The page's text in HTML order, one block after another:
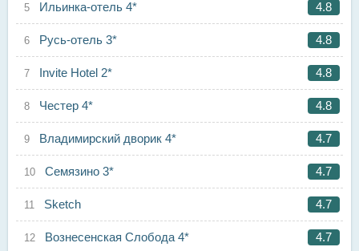
Ильинка-отель 4* 4.8
Русь-отель 3* 4.8
Invite Hotel 2* 4.8
Честер 4* 4.8
Владимирский дворик 4* 4.7
Семязино 3* 4.7
Sketch 4.7
Вознесенская Слобода 4* 4.7